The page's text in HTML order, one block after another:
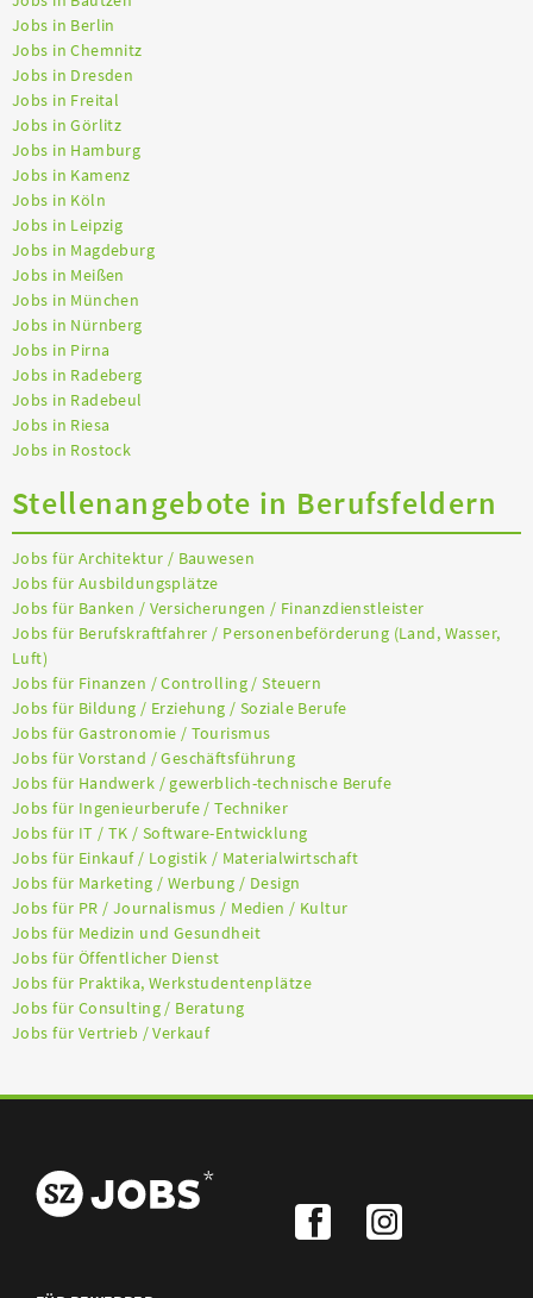
Jobs in Berlin
Jobs in Chemnitz
Jobs in Dresden
Jobs in Freital
Jobs in Görlitz
Jobs in Hamburg
Jobs in Kamenz
Jobs in Köln
Jobs in Leipzig
Jobs in Magdeburg
Jobs in Meißen
Jobs in München
Jobs in Nürnberg
Jobs in Pirna
Jobs in Radeberg
Jobs in Radebeul
Jobs in Riesa
Jobs in Rostock
Stellenangebote in Berufsfeldern
Jobs für Architektur / Bauwesen
Jobs für Ausbildungsplätze
Jobs für Banken / Versicherungen / Finanzdienstleister
Jobs für Berufskraftfahrer / Personenbeförderung (Land, Wasser,
Luft)
Jobs für Finanzen / Controlling / Steuern
Jobs für Bildung / Erziehung / Soziale Berufe
Jobs für Gastronomie / Tourismus
Jobs für Vorstand / Geschäftsführung
Jobs für Handwerk / gewerblich-technische Berufe
Jobs für Ingenieurberufe / Techniker
Jobs für IT / TK / Software-Entwicklung
Jobs für Einkauf / Logistik / Materialwirtschaft
Jobs für Marketing / Werbung / Design
Jobs für PR / Journalismus / Medien / Kultur
Jobs für Medizin und Gesundheit
Jobs für Öffentlicher Dienst
Jobs für Praktika, Werkstudentenplätze
Jobs für Consulting / Beratung
Jobs für Vertrieb / Verkauf